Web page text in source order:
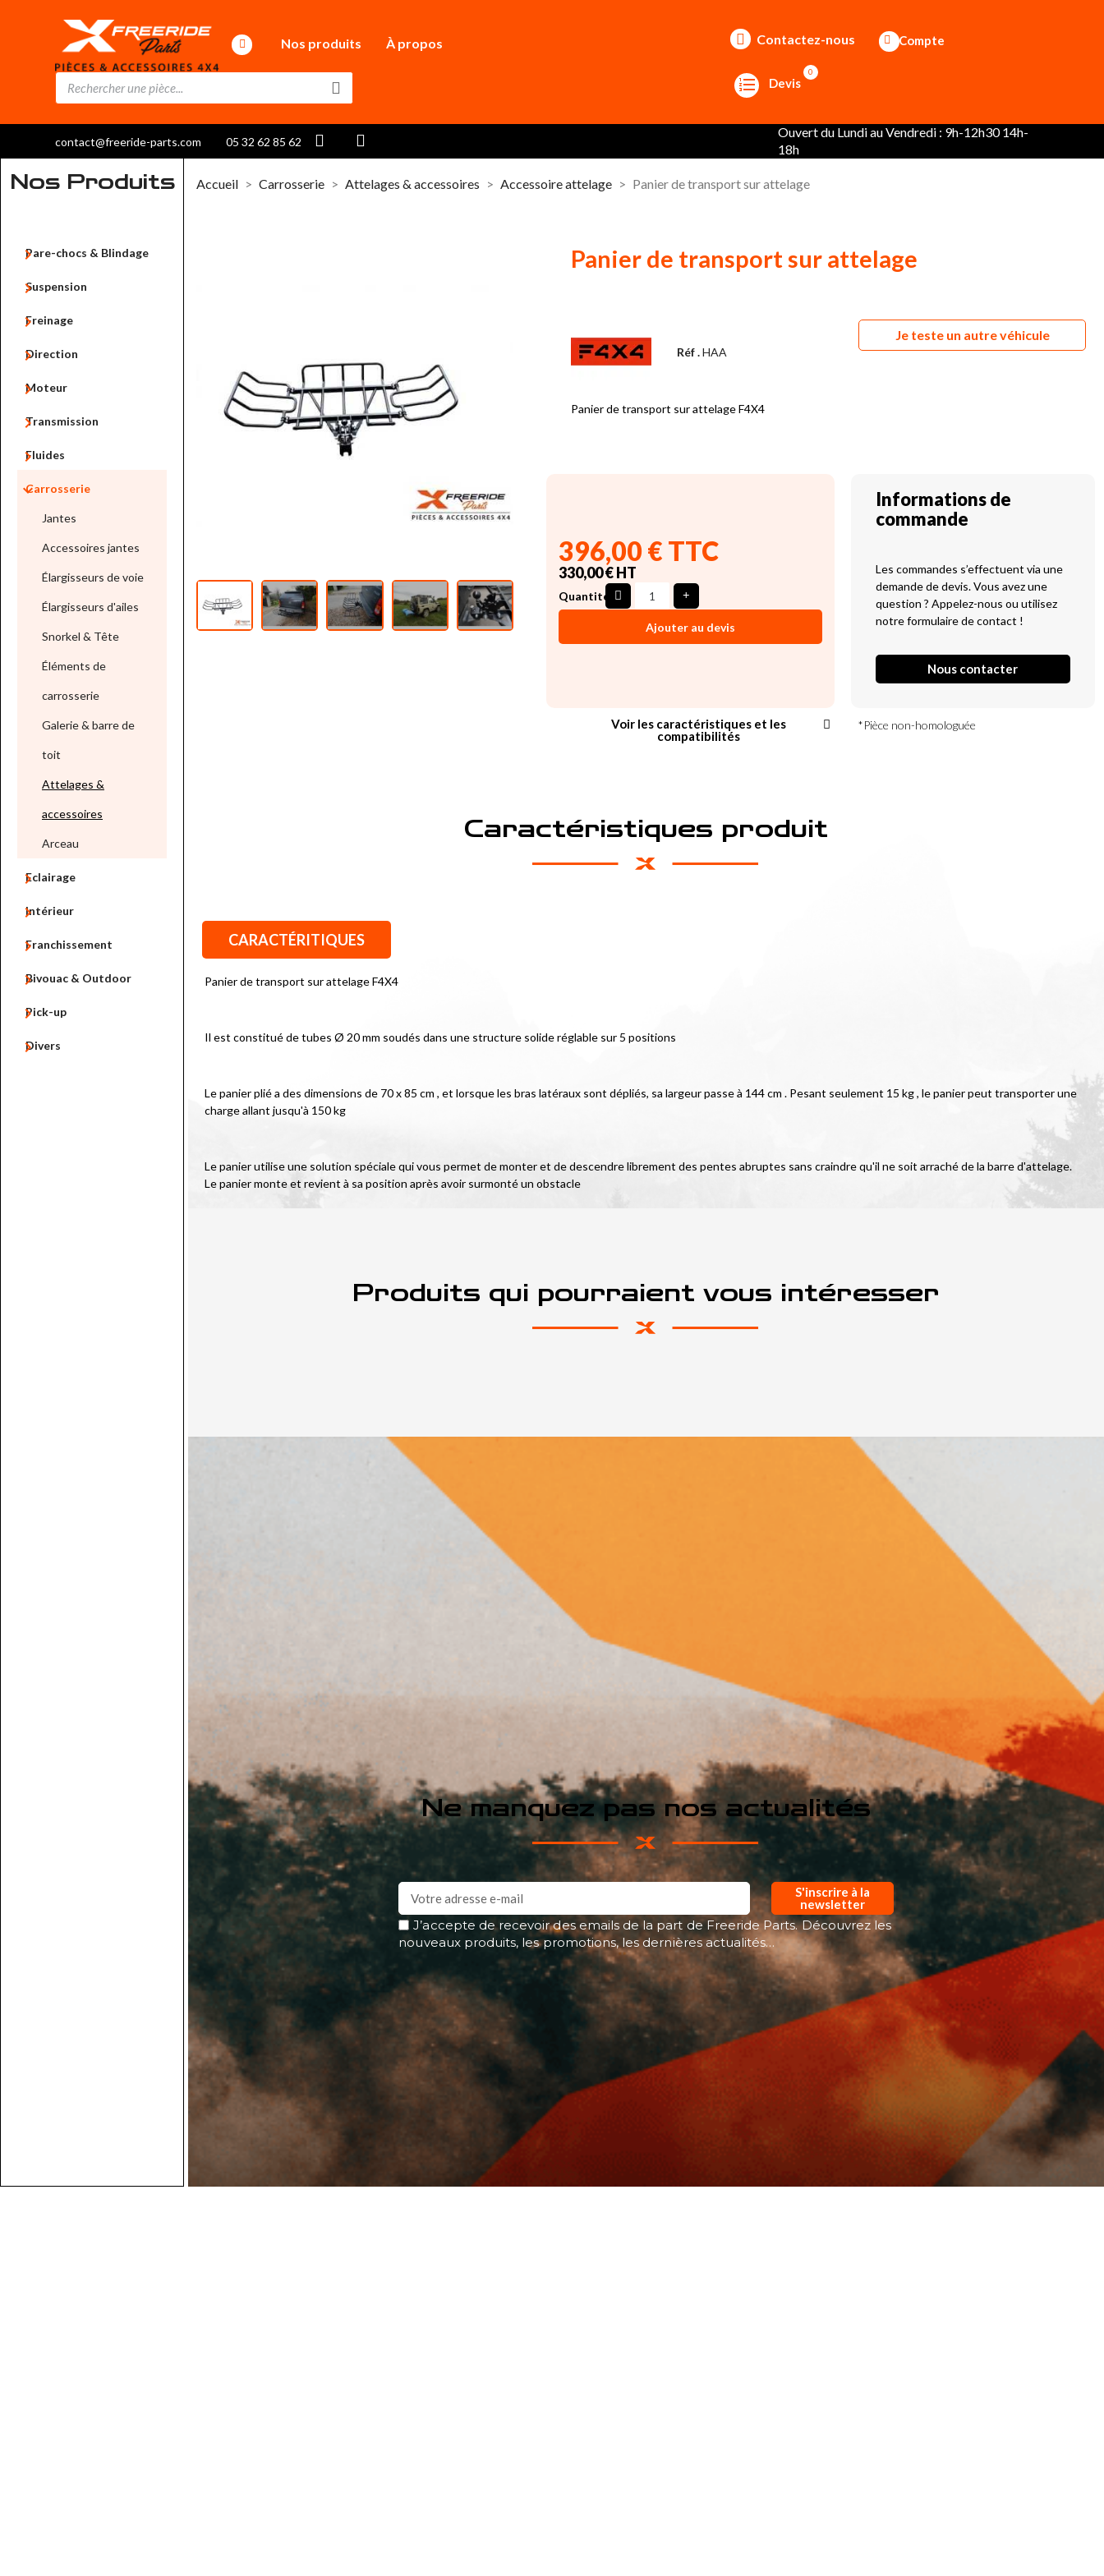
Nos produits À propos Contactez-nous Compte
Devis
0
contact@freeride-parts.com 05 32 62 85 62
Ouvert du Lundi au Vendredi : 9h-12h30 14h-
18h
Accueil Carrosserie Attelages & accessoires Accessoire attelage Panier de transport sur attelage
Nos Produits
Pare-chocs & Blindage

Suspension

Freinage

Direction

Moteur

Transmission

Fluides

Carrosserie

Jantes
Accessoires jantes
Élargisseurs de voie
Élargisseurs d'ailes
Snorkel & Tête
Éléments de
carrosserie
Galerie & barre de
toit
Attelages &
accessoires
Arceau
Eclairage

Intérieur

Franchissement

Bivouac & Outdoor

Pick-up

Divers

Panier de transport sur attelage
Réf .HAA
Panier de transport sur attelage F4X4
Je teste un autre véhicule
396,00 € TTC
330,00 € HT
Quantité
Ajouter au devis
Informations de
commande
Les commandes s’effectuent via une
demande de devis. Vous avez une
question ? Appelez-nous ou utilisez
notre formulaire de contact !
Nous contacter
Voir les caractéristiques et les
compatibilités
*Pièce non-homologuée
Caractéristiques produit
CARACTÉRITIQUES
Panier de transport sur attelage F4X4
Il est constitué de tubes Ø 20 mm soudés dans une structure solide réglable sur 5 positions
Le panier plié a des dimensions de 70 x 85 cm , et lorsque les bras latéraux sont dépliés, sa largeur passe à 144 cm . Pesant seulement 15 kg , le panier peut transporter une
charge allant jusqu'à 150 kg
Le panier utilise une solution spéciale qui vous permet de monter et de descendre librement des pentes abruptes sans craindre qu'il ne soit arraché de la barre d'attelage.
Le panier monte et revient à sa position après avoir surmonté un obstacle
Produits qui pourraient vous intéresser
Ne manquez pas nos actualités
S'inscrire à la
newsletter
J’accepte de recevoir des emails de la part de Freeride Parts. Découvrez les
nouveaux produits, les promotions, les dernières actualités…